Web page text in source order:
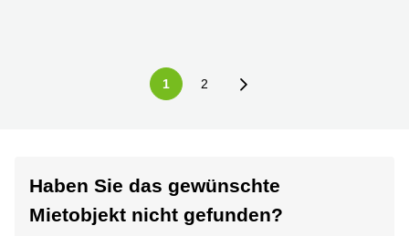
1 2
Haben Sie das gewünschte
Mietobjekt nicht gefunden?